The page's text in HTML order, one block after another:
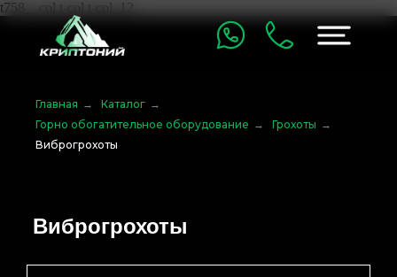
t758__col t-col t-col_12
Главная → Каталог →
Горно обогатительное оборудование → Грохоты →
Виброгрохоты
Виброгрохоты